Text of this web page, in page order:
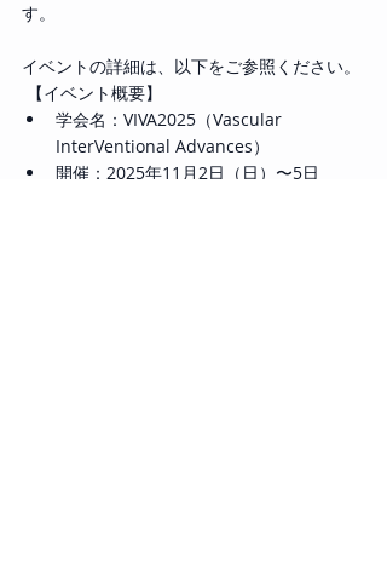
す。
イベントの詳細は、以下をご参照ください。
【イベント概要】
学会名：VIVA2025（Vascular
InterVentional Advances）
開催：2025年11月2日（日）〜5日